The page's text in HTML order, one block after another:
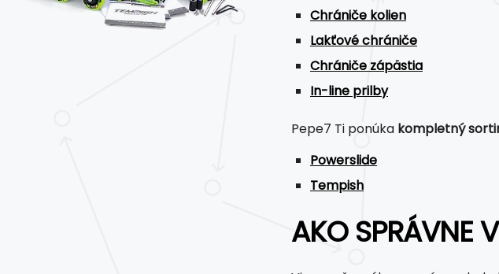
Chrániče kolien
Lakťové chrániče
Chrániče zápästia
In-line prilby
Pepe7 Ti ponúka kompletný
Powerslide
Tempish
AKO SPRÁVNE